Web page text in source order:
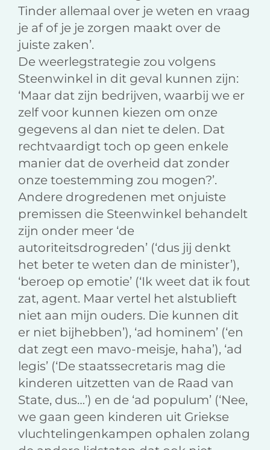
Tinder allemaal over je weten en vraag
je af of je je zorgen maakt over de
juiste zaken’.
De weerlegstrategie zou volgens
Steenwinkel in dit geval kunnen zijn:
‘Maar dat zijn bedrijven, waarbij we er
zelf voor kunnen kiezen om onze
gegevens al dan niet te delen. Dat
rechtvaardigt toch op geen enkele
manier dat de overheid dat zonder
onze toestemming zou mogen?’.
Andere drogredenen met onjuiste
premissen die Steenwinkel behandelt
zijn onder meer ‘de
autoriteitsdrogreden’ (‘dus jij denkt
het beter te weten dan de minister’),
‘beroep op emotie’ (‘Ik weet dat ik fout
zat, agent. Maar vertel het alstublieft
niet aan mijn ouders. Die kunnen dit
er niet bijhebben’), ‘ad hominem’ (‘en
dat zegt een mavo-meisje, haha’), ‘ad
legis’ (‘De staatssecretaris mag die
kinderen uitzetten van de Raad van
State, dus…’) en de ‘ad populum’ (‘Nee,
we gaan geen kinderen uit Griekse
vluchtelingenkampen ophalen zolang